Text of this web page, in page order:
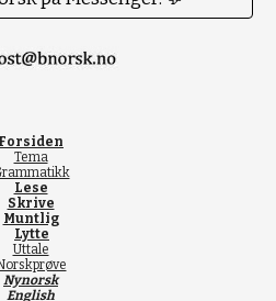
Forsiden
Tema
Lese
Skrive
Muntlig
Lytte
Uttale
Nynorsk
English